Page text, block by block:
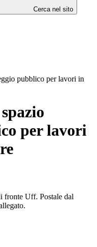
Cerca nel sito
pubblico per lavori in
per lavori
fronte Uff. Postale dal